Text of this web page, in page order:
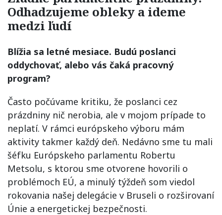
Odhadzujeme obleky a ideme
medzi ľudí
Blížia sa letné mesiace. Budú poslanci
oddychovať, alebo vás čaká pracovný
program?
Často počúvame kritiku, že poslanci cez
prázdniny nič nerobia, ale v mojom prípade to
neplatí. V rámci európskeho výboru mám
aktivity takmer každý deň. Nedávno sme tu mali
šéfku Európskeho parlamentu Robertu
Metsolu, s ktorou sme otvorene hovorili o
problémoch EÚ, a minulý týždeň som viedol
rokovania našej delegácie v Bruseli o rozširovaní
Únie a energetickej bezpečnosti.